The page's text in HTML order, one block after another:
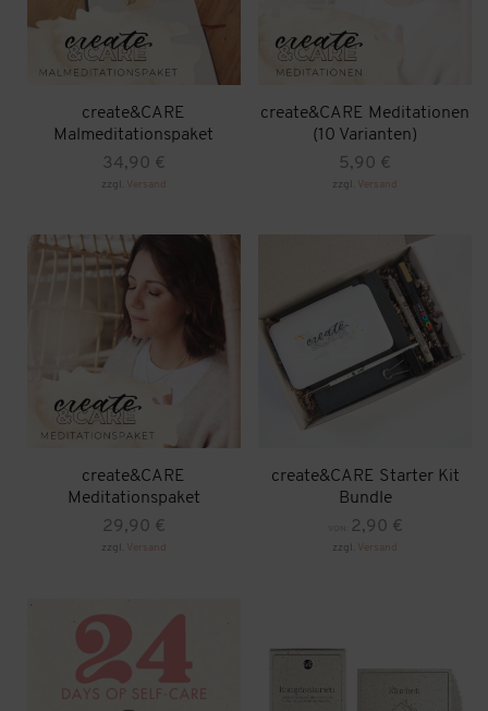
gewählt
werden
create&CARE
Malmeditationspaket
34,90 €
zzgl. Versand
create&CARE Meditationen
(10 Varianten)
5,90 €
zzgl. Versand
Optionen
können
auf
Produktseite
gewählt
create&CARE
Meditationspaket
29,90 €
zzgl. Versand
create&CARE Starter Kit
Bundle
2,90 €
zzgl. Versand